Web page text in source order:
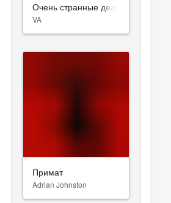
Очень странные дела
VA
Примат
Adrian Johnston